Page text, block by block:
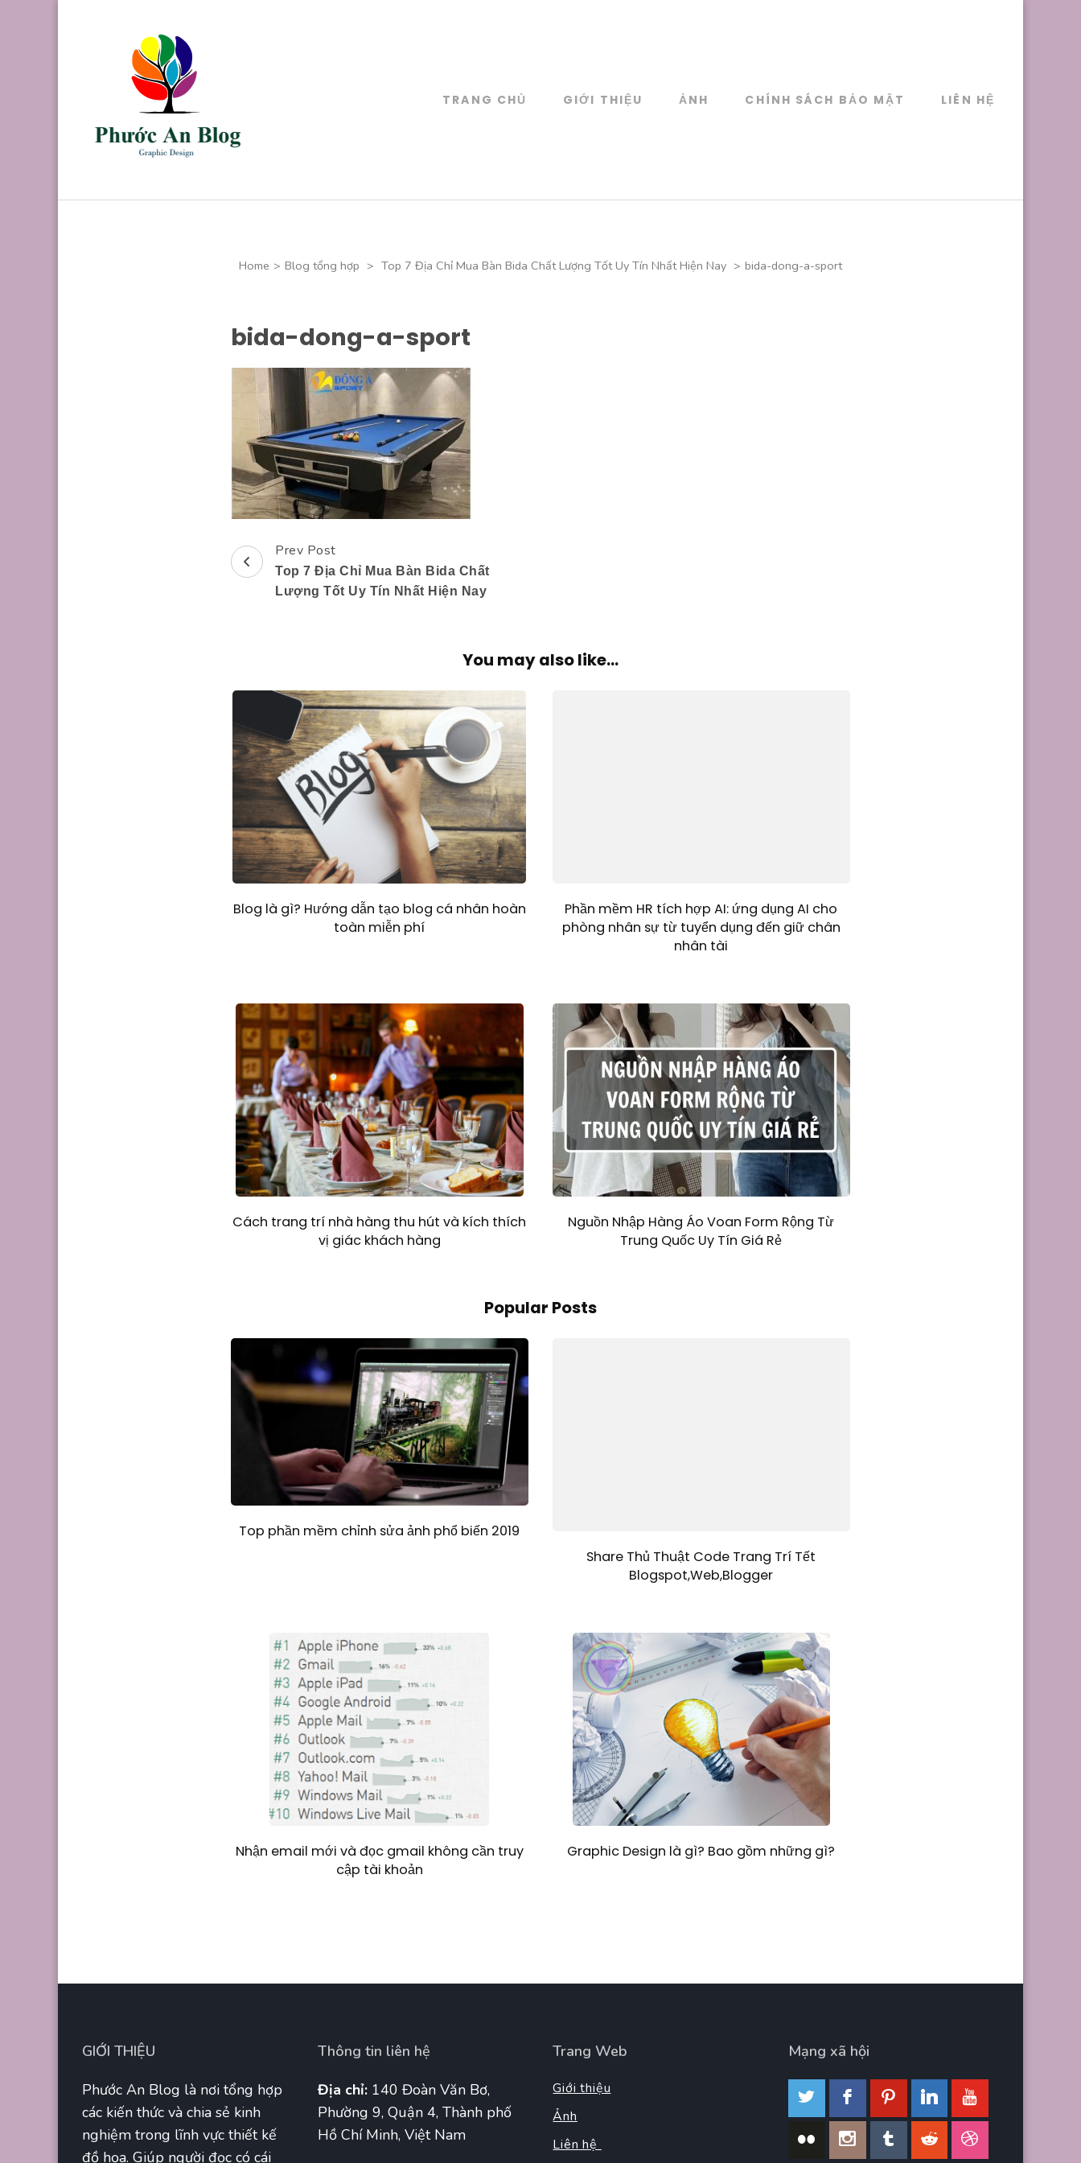
TRANG CHỦ GIỚI THIỆU ẢNH CHÍNH SÁCH BẢO MẬT LIÊN HỆ
Home > Blog tổng hợp > Top 7 Địa Chỉ Mua Bàn Bida Chất Lượng Tốt Uy Tín Nhất Hiện Nay > bida-dong-a-sport
bida-dong-a-sport
Post
Navigation
Prev Post
Top 7 Địa Chỉ Mua Bàn Bida Chất
Lượng Tốt Uy Tín Nhất Hiện Nay
You may also like...
Blog là gì? Hướng dẫn tạo blog cá nhân hoàn
toàn miễn phí
Phần mềm HR tích hợp AI: ứng dụng AI cho
phòng nhân sự từ tuyển dụng đến giữ chân
nhân tài
Cách trang trí nhà hàng thu hút và kích thích
vị giác khách hàng
Nguồn Nhập Hàng Áo Voan Form Rộng Từ
Trung Quốc Uy Tín Giá Rẻ
Popular Posts
Top phần mềm chỉnh sửa ảnh phổ biến 2019
Share Thủ Thuật Code Trang Trí Tết
Blogspot,Web,Blogger
Nhận email mới và đọc gmail không cần truy
cập tài khoản
Graphic Design là gì? Bao gồm những gì?
GIỚI THIỆU
Phước An Blog là nơi tổng hợp
các kiến thức và chia sẻ kinh
nghiệm trong lĩnh vực thiết kế
đồ họa. Giúp người đọc có cái
Thông tin liên hệ
Địa chỉ: 140 Đoàn Văn Bơ,
Phường 9, Quận 4, Thành phố
Hồ Chí Minh, Việt Nam
Trang Web
Giới thiệu
Ảnh
Liên hệ
Mạng xã hội